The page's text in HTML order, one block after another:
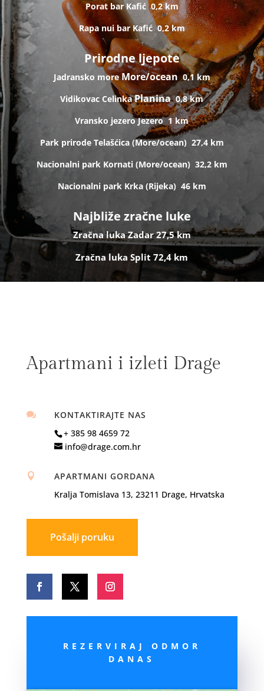
Porat barKafić0,2 km
Rapa nui barKafić0,2 km
Prirodne ljepote
Jadransko moreMore/ocean0,1 km
Vidikovac CelinkaPlanina0,8 km
Vransko jezeroJezero1 km
Park prirode Telašćica (More/ocean) 27,4 km
Nacionalni park Kornati (More/ocean) 32,2 km
Nacionalni park Krka (Rijeka) 46 km
Najbliže zračne luke
Zračna luka Zadar 27,5 km
Zračna luka Split 72,4 km
Apartmani i izleti Drage

KONTAKTIRAJTE NAS
+ 385 98 4659 72
info@drage.com.hr

APARTMANI GORDANA
Kralja Tomislava 13, 23211 Drage, Hrvatska
Pošalji poruku
REZERVIRAJ ODMOR
DANAS